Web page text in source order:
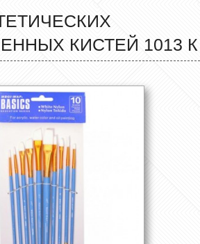
КИСТЕЙ 1013 К